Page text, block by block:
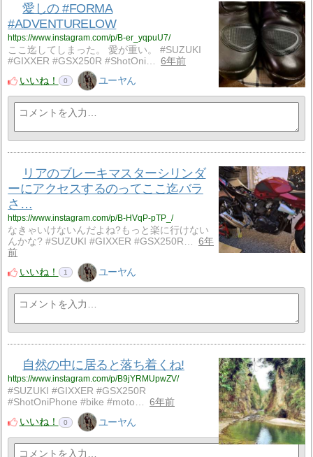
愛しの #FORMA
#ADVENTURELOW
https://www.instagram.com/p/B-er_yqpuU7/
ここ迄してしまった。 愛が重い。 #SUZUKI
#GIXXER #GSX250R #ShotOni…
6年前
いいね！
0 ユーヤん
リアのブレーキマスターシリンダ
ーにアクセスするのってここ迄バラ
さ…
https://www.instagram.com/p/B-HVqP-pTP_/
なきゃいけないんだよね?もっと楽に行けない
んかな? #SUZUKI #GIXXER #GSX250R…
6年
前
いいね！
1 ユーヤん
自然の中に居ると落ち着くね!
https://www.instagram.com/p/B9jYRMUpwZV/
#SUZUKI #GIXXER #GSX250R
#ShotOniPhone #bike #moto…
6年前
いいね！
0 ユーヤん